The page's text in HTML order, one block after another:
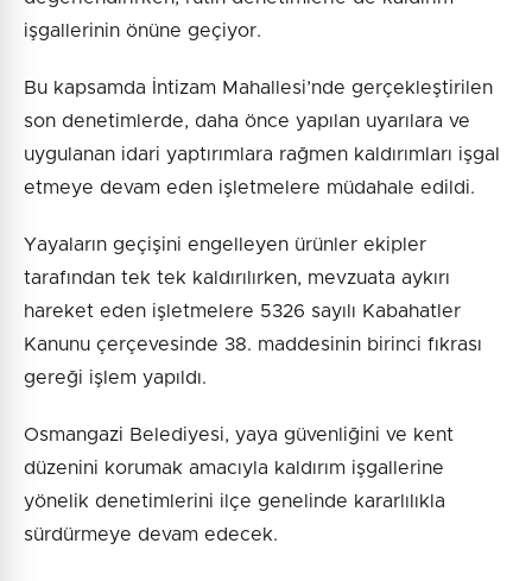
işgallerinin önüne geçiyor.
Bu kapsamda İntizam Mahallesi’nde gerçekleştirilen
son denetimlerde, daha önce yapılan uyarılara ve
uygulanan idari yaptırımlara rağmen kaldırımları işgal
etmeye devam eden işletmelere müdahale edildi.
Yayaların geçişini engelleyen ürünler ekipler
tarafından tek tek kaldırılırken, mevzuata aykırı
hareket eden işletmelere 5326 sayılı Kabahatler
Kanunu çerçevesinde 38. maddesinin birinci fıkrası
gereği işlem yapıldı.
Osmangazi Belediyesi, yaya güvenliğini ve kent
düzenini korumak amacıyla kaldırım işgallerine
yönelik denetimlerini ilçe genelinde kararlılıkla
sürdürmeye devam edecek.